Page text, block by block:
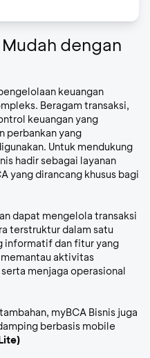
dengan
keuangan
Beragam transaksi,
keuangan yang
perbankan yang
Untuk mendukung
hadir sebagai layanan
yang dirancang khusus bagi
dapat mengelola transaksi
terstruktur dalam satu
informatif dan fitur yang
aktivitas
menjaga operasional
myBCA Bisnis juga
berbasis mobile